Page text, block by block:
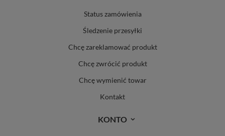
Status zamówienia
Śledzenie przesyłki
Chcę zareklamować produkt
Chcę zwrócić produkt
Chcę wymienić towar
Kontakt
KONTO